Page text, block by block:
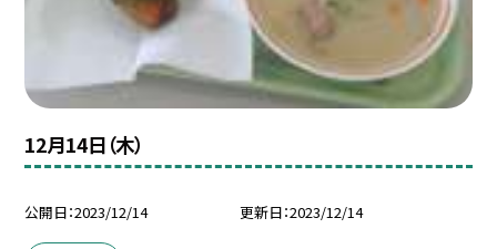
12月14日（木）
公開日 2023/12/14 更新日 2023/12/14